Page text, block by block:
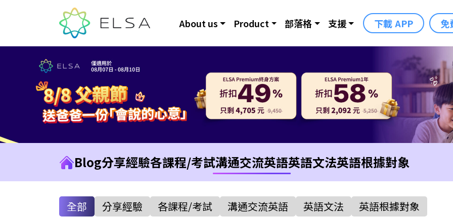
About us Product 部落格 支援 下載 APP 免
Blog分享經驗各課程/考試溝通交流英語英語文法英語根據對象
全部 分享經驗 各課程/考試 溝通交流英語 英語文法 英語根據對象